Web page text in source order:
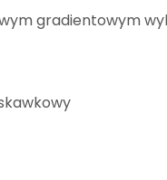
gradientowym